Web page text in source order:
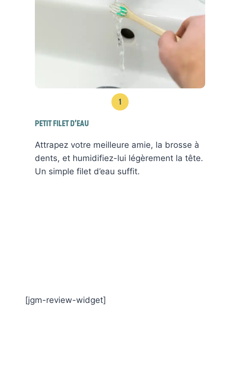
1
PETIT FILET D’EAU
Attrapez votre meilleure amie, la brosse à
dents, et humidifiez-lui légèrement la tête.
Un simple filet d’eau suffit.
[jgm-review-widget]